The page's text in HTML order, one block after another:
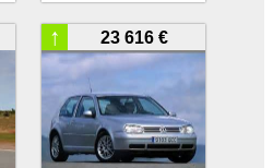
23 616 €
↑